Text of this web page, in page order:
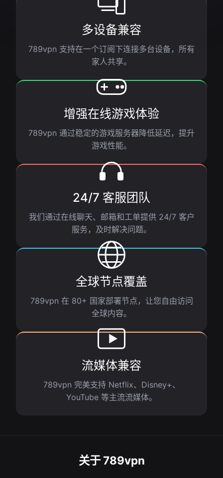
多设备兼容
789vpn 支持在一个订阅下连接多台设备，所有
家人共享。
增强在线游戏体验
789vpn 通过稳定的游戏服务器降低延迟，提升
游戏性能。
24/7 客服团队
我们通过在线聊天、邮箱和工单提供 24/7 客户
服务，及时解决问题。
全球节点覆盖
789vpn 在 80+ 国家部署节点，让您自由访问
全球内容。
流媒体兼容
789vpn 完美支持 Netflix、Disney+、
YouTube 等主流流媒体。
关于 789vpn